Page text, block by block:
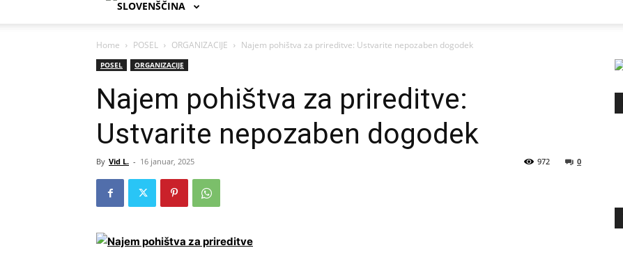
Home POSEL ORGANIZACIJE Najem pohištva za prireditve: Ustvarite nepozaben dogodek
POSEL ORGANIZACIJE
Najem pohištva za prireditve:
Ustvarite nepozaben dogodek
By Vid L. - 16 januar, 2025 0
972